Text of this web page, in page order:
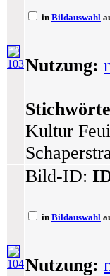
103
in Bildauswahl
Nutzung:
Kultur
104
Bild-ID:
in Bildauswahl
Nutzung: